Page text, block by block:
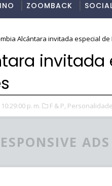
ZOOMBACK
Alcántara invitada especial
invitada
p. m. F & P,